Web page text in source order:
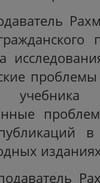
учебника
в